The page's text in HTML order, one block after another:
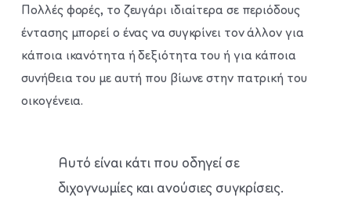
Πολλές φορές, το ζευγάρι ιδιαίτερα σε περιόδους
έντασης μπορεί ο ένας να συγκρίνει τον άλλον για
κάποια ικανότητα ή δεξιότητα του ή για κάποια
συνήθεια του με αυτή που βίωνε στην πατρική του
οικογένεια.
Αυτό είναι κάτι που οδηγεί σε
διχογνωμίες και ανούσιες συγκρίσεις.